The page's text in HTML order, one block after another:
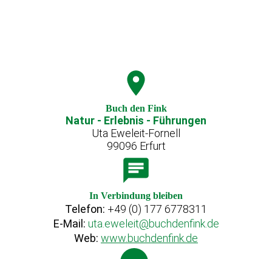
Buch den Fink
Natur - Erlebnis - Führungen
Uta Eweleit-Fornell
99096 Erfurt
In Verbindung bleiben
Telefon: +49 (0) 177 6778311
E-Mail: uta.eweleit@buchdenfink.de
Web: www.buchdenfink.de